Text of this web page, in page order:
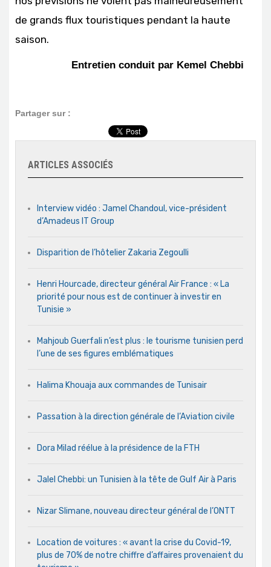
de grands flux touristiques pendant la haute
saison.
Entretien conduit par Kemel Chebbi
Partager sur :
ARTICLES ASSOCIÉS
Interview vidéo : Jamel Chandoul, vice-président
d’Amadeus IT Group
Disparition de l’hôtelier Zakaria Zegoulli
Henri Hourcade, directeur général Air France : « La
priorité pour nous est de continuer à investir en
Tunisie »
Mahjoub Guerfali n’est plus : le tourisme tunisien perd
l’une de ses figures emblématiques
Halima Khouaja aux commandes de Tunisair
Passation à la direction générale de l’Aviation civile
Dora Milad réélue à la présidence de la FTH
Jalel Chebbi: un Tunisien à la tête de Gulf Air à Paris
Nizar Slimane, nouveau directeur général de l’ONTT
Location de voitures : « avant la crise du Covid-19,
plus de 70% de notre chiffre d’affaires provenaient du